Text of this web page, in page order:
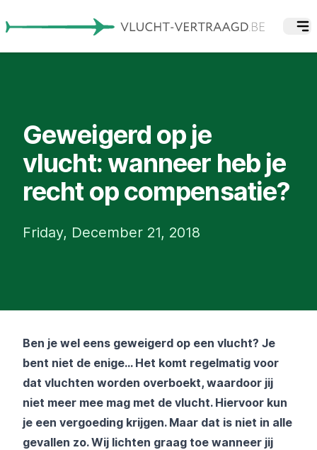
Geweigerd op je
vlucht: wanneer heb je
recht op compensatie?
Friday, December 21, 2018
Ben je wel eens geweigerd op een vlucht? Je
bent niet de enige... Het komt regelmatig voor
dat vluchten worden overboekt, waardoor jij
niet meer mee mag met de vlucht. Hiervoor kun
je een vergoeding krijgen. Maar dat is niet in alle
gevallen zo. Wij lichten graag toe wanneer jij